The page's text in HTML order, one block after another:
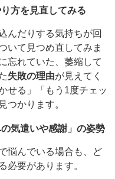
方を見直してみる
んだりする気持ちが回
いて見つめ直してみま
忘れていた、萎縮して
失敗の理由が見えてく
せる」「もう1度チェッ
つかります。
気遣いや感謝」の姿勢
悩んでいる場合も、ど
必要があります。